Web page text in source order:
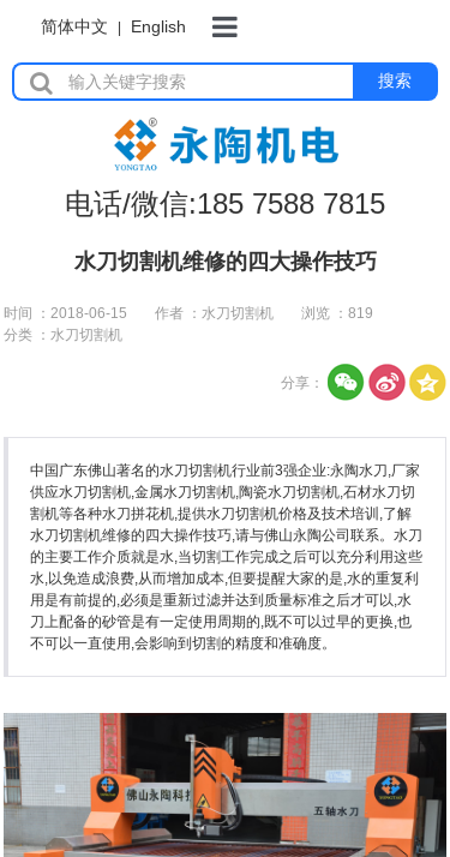
简体中文 | English
电话/微信:185 7588 7815
搜索
岩板加工设备
石英石加工设备
产品资讯
水刀切割机维修的四大操作技巧
时间 ：2018-06-15 作者 ：水刀切割机 浏览 ：819
分类 ：水刀切割机
分享：
中国广东佛山著名的水刀切割机行业前3强企业:永陶水刀,厂家
供应水刀切割机,金属水刀切割机,陶瓷水刀切割机,石材水刀切
割机等各种水刀拼花机,提供水刀切割机价格及技术培训,了解
水刀切割机维修的四大操作技巧,请与佛山永陶公司联系。水刀
的主要工作介质就是水,当切割工作完成之后可以充分利用这些
水,以免造成浪费,从而增加成本,但要提醒大家的是,水的重复利
用是有前提的,必须是重新过滤并达到质量标准之后才可以,水
刀上配备的砂管是有一定使用周期的,既不可以过早的更换,也
不可以一直使用,会影响到切割的精度和准确度。